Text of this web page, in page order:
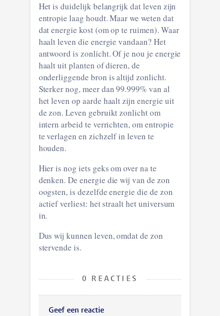
Het is duidelijk belangrijk dat leven zijn
entropie laag houdt. Maar we weten dat
dat energie kost (om op te ruimen). Waar
haalt leven die energie vandaan? Het
antwoord is zonlicht. Of je nou je energie
haalt uit planten of dieren, de
onderliggende bron is altijd zonlicht.
Sterker nog, meer dan 99.999% van al
het leven op aarde haalt zijn energie uit
de zon. Leven gebruikt zonlicht om
intern arbeid te verrichten, om entropie
te verlagen en zichzelf in leven te
houden.
Hier is nog iets geks om over na te
denken. De energie die wij van de zon
oogsten, is dezelfde energie die de zon
actief verliest: het straalt het universum
in.
Dus wij kunnen leven, omdat de zon
stervende is.
0 REACTIES
Geef een reactie